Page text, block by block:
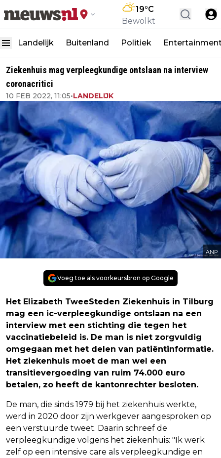
19°C
Bewolkt
Landelijk Buitenland Politiek
Ziekenhuis mag verpleegkundige ontslaan na interview
coronacritici
10 FEB 2022, 11:05•LANDELIJK
ANP
Voeg toe als voorkeursbron op Google
Het Elizabeth TweeSteden Ziekenhuis in Tilburg
mag een ic-verpleegkundige ontslaan na een
interview met een stichting die tegen het
vaccinatiebeleid is. De man is niet zorgvuldig
omgegaan met het delen van patiëntinformatie.
Het ziekenhuis moet de man wel een
transitievergoeding van ruim 74.000 euro
betalen, zo heeft de kantonrechter besloten.
De man, die sinds 1979 bij het ziekenhuis werkte,
werd in 2020 door zijn werkgever aangesproken op
een verstuurde tweet. Daarin schreef de
verpleegkundige volgens het ziekenhuis: "Ik werk
zelf op een intensive care als verpleegkundige en